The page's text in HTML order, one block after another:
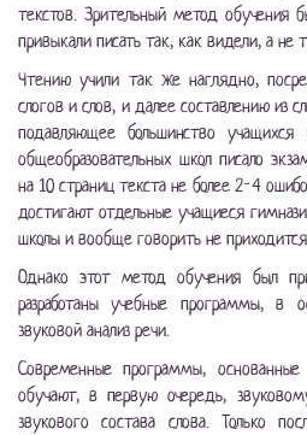
текстов. Зрительный метод обучения
привыкали писать так, как видели, а не
Чтению учили так же наглядно,
слогов и слов, и далее составлению из
подавляющее большинство
общеобразовательных школ писало
на 10 страниц текста не более 2-4
достигают отдельные учащиеся
школы и вообще говорить не
Однако этот метод обучения был
разработаны учебные программы, в
звуковой анализ речи.
Современные программы,
обучают, в первую очередь,
звукового состава слова. Только